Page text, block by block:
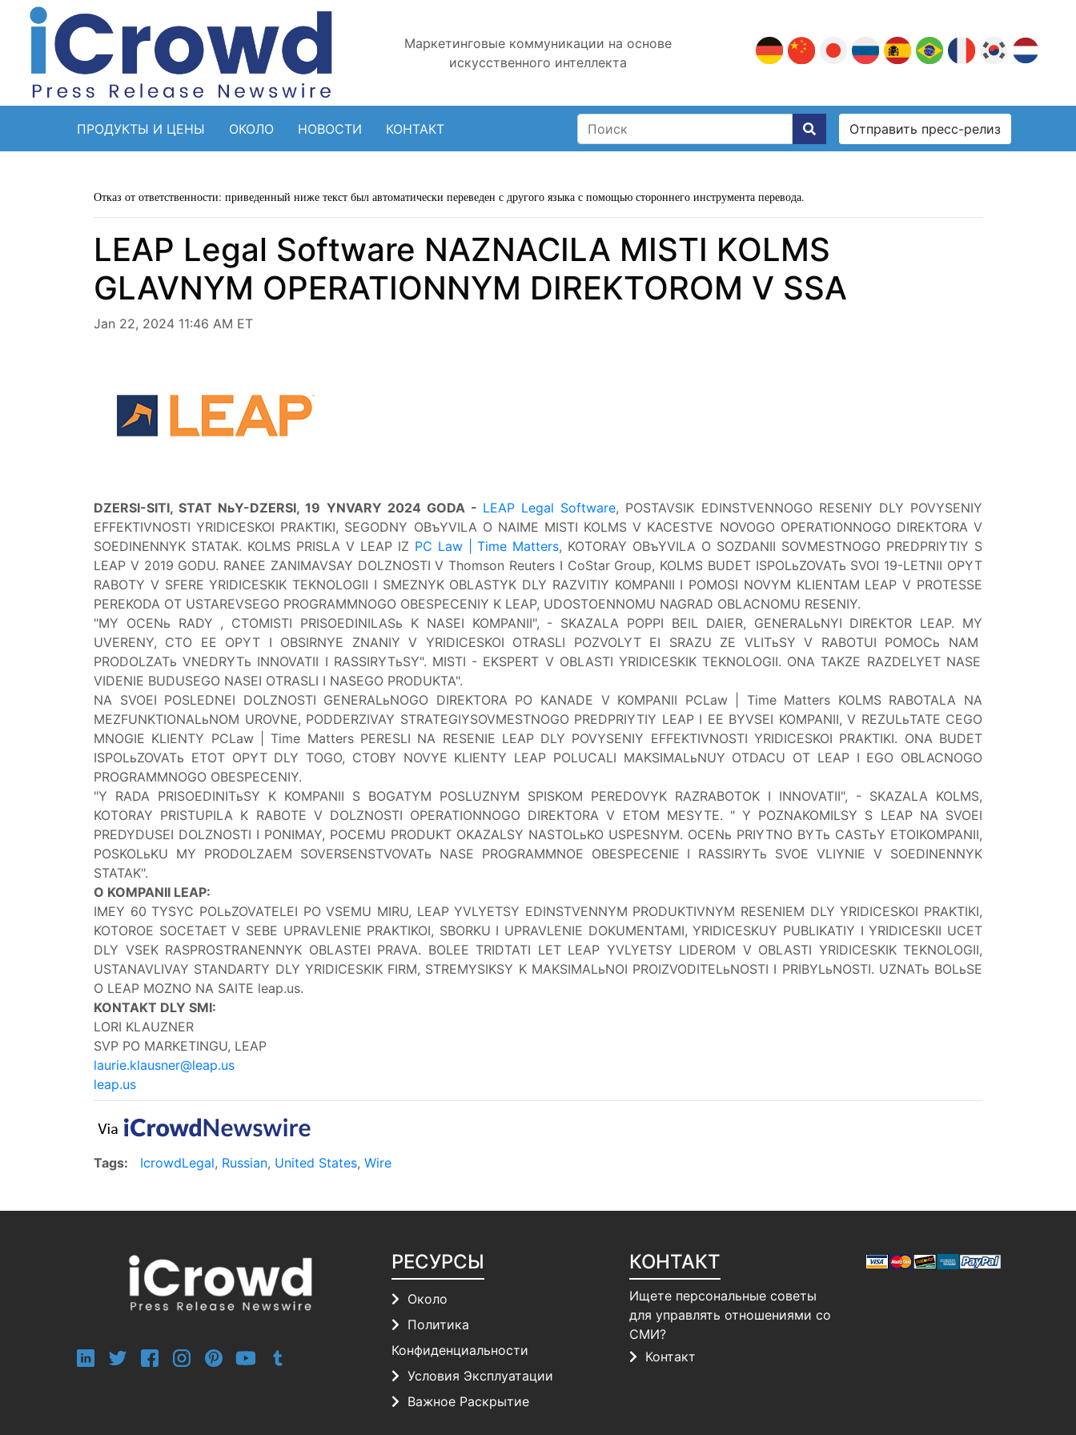
Маркетинговые коммуникации на основе
искусственного интеллекта
ПРОДУКТЫ И ЦЕНЫ ОКОЛО НОВОСТИ КОНТАКТ Отправить пресс-релиз
Отказ от ответственности: приведенный ниже текст был автоматически переведен с другого языка с помощью стороннего инструмента перевода.
LEAP Legal Software NAZNACILA MISTI KOLMS
GLAVNYM OPERATIONNYM DIREKTOROM V SSA
Jan 22, 2024 11:46 AM ET
DZERSI-SITI, STAT NьY-DZERSI, 19 YNVARY 2024 GODA - LEAP Legal Software, POSTAVSIK EDINSTVENNOGO RESENIY DLY POVYSENIY
EFFEKTIVNOSTI YRIDICESKOI PRAKTIKI, SEGODNY OBъYVILA O NAIME MISTI KOLMS V KACESTVE NOVOGO OPERATIONNOGO DIREKTORA V
SOEDINENNYK STATAK. KOLMS PRISLA V LEAP IZ PC Law | Time Matters, KOTORAY OBъYVILA O SOZDANII SOVMESTNOGO PREDPRIYTIY S
LEAP V 2019 GODU. RANEE ZANIMAVSAY DOLZNOSTI V Thomson Reuters I CoStar Group, KOLMS BUDET ISPOLьZOVATь SVOI 19-LETNII OPYT
RABOTY V SFERE YRIDICESKIK TEKNOLOGII I SMEZNYK OBLASTYK DLY RAZVITIY KOMPANII I POMOSI NOVYM KLIENTAM LEAP V PROTESSE
PEREKODA OT USTAREVSEGO PROGRAMMNOGO OBESPECENIY K LEAP, UDOSTOENNOMU NAGRAD OBLACNOMU RESENIY.
"MY OCENь RADY , CTOMISTI PRISOEDINILASь K NASEI KOMPANII", - SKAZALA POPPI BEIL DAIER, GENERALьNYI DIREKTOR LEAP. MY
UVERENY, CTO EE OPYT I OBSIRNYE ZNANIY V YRIDICESKOI OTRASLI POZVOLYT EI SRAZU ZE VLITьSY V RABOTUI POMOCь NAM
PRODOLZATь VNEDRYTь INNOVATII I RASSIRYTьSY". MISTI - EKSPERT V OBLASTI YRIDICESKIK TEKNOLOGII. ONA TAKZE RAZDELYET NASE
VIDENIE BUDUSEGO NASEI OTRASLI I NASEGO PRODUKTA".
NA SVOEI POSLEDNEI DOLZNOSTI GENERALьNOGO DIREKTORA PO KANADE V KOMPANII PCLaw | Time Matters KOLMS RABOTALA NA
MEZFUNKTIONALьNOM UROVNE, PODDERZIVAY STRATEGIYSOVMESTNOGO PREDPRIYTIY LEAP I EE BYVSEI KOMPANII, V REZULьTATE CEGO
MNOGIE KLIENTY PCLaw | Time Matters PERESLI NA RESENIE LEAP DLY POVYSENIY EFFEKTIVNOSTI YRIDICESKOI PRAKTIKI. ONA BUDET
ISPOLьZOVATь ETOT OPYT DLY TOGO, CTOBY NOVYE KLIENTY LEAP POLUCALI MAKSIMALьNUY OTDACU OT LEAP I EGO OBLACNOGO
PROGRAMMNOGO OBESPECENIY.
"Y RADA PRISOEDINITьSY K KOMPANII S BOGATYM POSLUZNYM SPISKOM PEREDOVYK RAZRABOTOK I INNOVATII", - SKAZALA KOLMS,
KOTORAY PRISTUPILA K RABOTE V DOLZNOSTI OPERATIONNOGO DIREKTORA V ETOM MESYTE. "Y POZNAKOMILSY S LEAP NA SVOEI
PREDYDUSEI DOLZNOSTI I PONIMAY, POCEMU PRODUKT OKAZALSY NASTOLьKO USPESNYM. OCENь PRIYTNO BYTь CASTьY ETOIKOMPANII,
POSKOLьKU MY PRODOLZAEM SOVERSENSTVOVATь NASE PROGRAMMNOE OBESPECENIE I RASSIRYTь SVOE VLIYNIE V SOEDINENNYK
STATAK".
O KOMPANII LEAP:
IMEY 60 TYSYC POLьZOVATELEI PO VSEMU MIRU, LEAP YVLYETSY EDINSTVENNYM PRODUKTIVNYM RESENIEM DLY YRIDICESKOI PRAKTIKI,
KOTOROE SOCETAET V SEBE UPRAVLENIE PRAKTIKOI, SBORKU I UPRAVLENIE DOKUMENTAMI, YRIDICESKUY PUBLIKATIY I YRIDICESKII UCET
DLY VSEK RASPROSTRANENNYK OBLASTEI PRAVA. BOLEE TRIDTATI LET LEAP YVLYETSY LIDEROM V OBLASTI YRIDICESKIK TEKNOLOGII,
USTANAVLIVAY STANDARTY DLY YRIDICESKIK FIRM, STREMYSIKSY K MAKSIMALьNOI PROIZVODITELьNOSTI I PRIBYLьNOSTI. UZNATь BOLьSE
O LEAP MOZNO NA SAITE leap.us.
KONTAKT DLY SMI:
LORI KLAUZNER
SVP PO MARKETINGU, LEAP
laurie.klausner@leap.us
leap.us
Tags: IcrowdLegal, Russian, United States, Wire
РЕСУРСЫ
Около
Политика
Конфиденциальности
Условия Эксплуатации
Важное Раскрытие
КОНТАКТ
Ищете персональные советы
для управлять отношениями со
СМИ?
Контакт